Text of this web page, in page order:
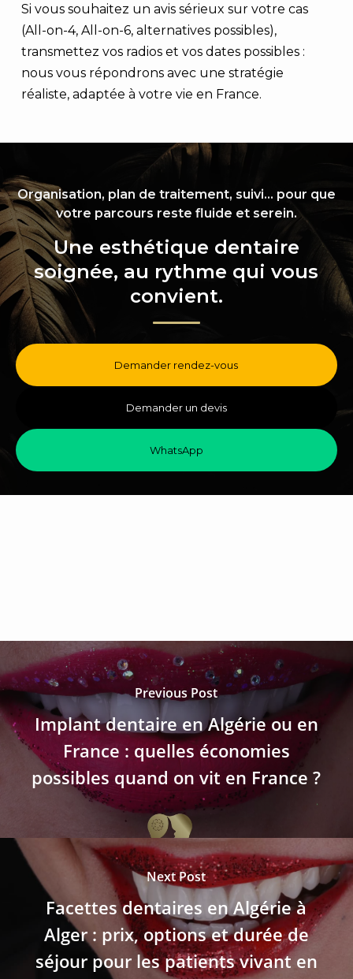
Si vous souhaitez un avis sérieux sur votre cas
(All-on-4, All-on-6, alternatives possibles),
transmettez vos radios et vos dates possibles :
nous vous répondrons avec une stratégie
réaliste, adaptée à votre vie en France.
Organisation, plan de traitement, suivi… pour que
votre parcours reste fluide et serein.
Une esthétique dentaire
soignée, au rythme qui vous
convient.
Demander rendez-vous
Demander un devis
WhatsApp
Previous Post
Implant dentaire en Algérie ou en
France : quelles économies
possibles quand on vit en France ?
Next Post
Facettes dentaires en Algérie à
Alger : prix, options et durée de
séjour pour les patients vivant en